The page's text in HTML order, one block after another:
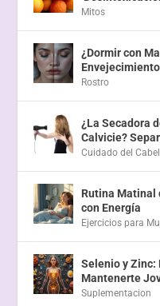
Mitos
¿Dormir con
Rostro
¿La Secadora
Calvicie?
Cuidado del
Rutina Matinal
con Energía
Ejercicios para
Selenio y Zinc:
Mantenerte
Suplementacion